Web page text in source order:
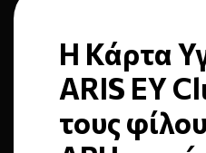
Η Κάρτα
ARIS EY
τους